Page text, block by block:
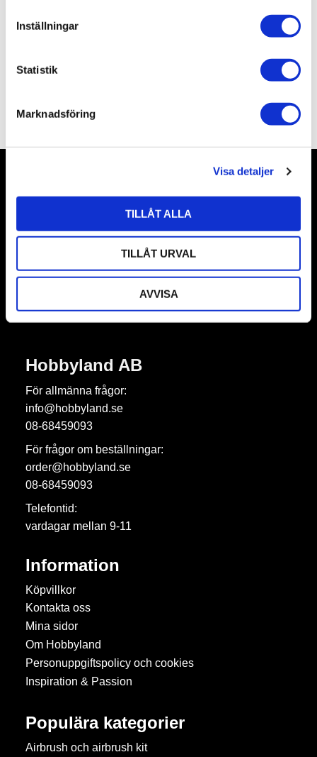
Inställningar
Statistik
Marknadsföring
Visa detaljer
TILLÅT ALLA
TILLÅT URVAL
AVVISA
effects such as science fiction subjects, ships and
Enamel 35ml
Nyhetsbrev
Prenumerera
Dina personuppgifter behandlas i enlighet med vår
Hobbyland AB
För allmänna frågor:
info@hobbyland.se
08-68459093
För frågor om beställningar:
order@hobbyland.se
08-68459093
Telefontid:
vardagar mellan 9-11
Information
Köpvillkor
Kontakta oss
Mina sidor
Om Hobbyland
Personuppgiftspolicy och cookies
Inspiration & Passion
Populära kategorier
Airbrush och airbrush kit